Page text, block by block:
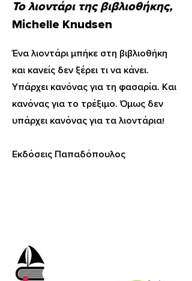
Το λιοντάρι της βιβλιοθήκης,
Michelle Knudsen
Ένα λιοντάρι μπήκε στη βιβλιοθήκη
και κανείς δεν ξέρει τι να κάνει.
Υπάρχει κανόνας για τη φασαρία. Και
κανόνας για το τρέξιμο. Όμως δεν
υπάρχει κανόνας για τα λιοντάρια!
Εκδόσεις Παπαδόπουλος